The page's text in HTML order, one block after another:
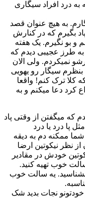
به درد افراد سیگاری
به هیچ عنوان قصد
بگیرم که در کنارش
و بو نگیرم. یک هفته
طرز عجیبی دیدم که
نمیکردم. ولی الان
سیگار رو یهویی
کلا ترک کنم! واقعا
کرد دعا میکنم و به
که میگفتن از وقتی پاد
پا درد یا درد
ممکنه دم به دیقه
نظر نیکوتین ارضا
خودش در مقادیر
خوب تهیه کنید.
یه سالت خوب
نجات بدید شک